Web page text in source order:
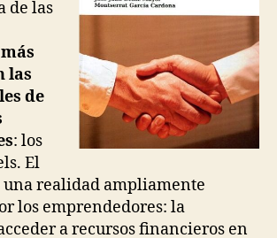
de las
las
de
: los
El
realidad ampliamente
los emprendedores: la
a recursos financieros en